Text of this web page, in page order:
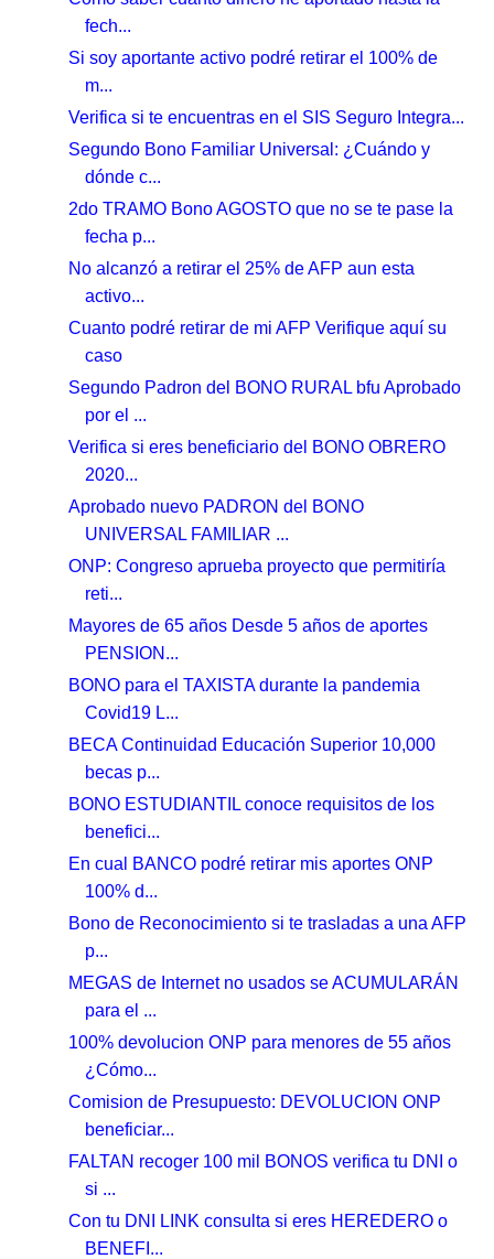
fech...
Si soy aportante activo podré retirar el 100% de
m...
Verifica si te encuentras en el SIS Seguro Integra...
Segundo Bono Familiar Universal: ¿Cuándo y
dónde c...
2do TRAMO Bono AGOSTO que no se te pase la
fecha p...
No alcanzó a retirar el 25% de AFP aun esta
activo...
Cuanto podré retirar de mi AFP Verifique aquí su
caso
Segundo Padron del BONO RURAL bfu Aprobado
por el ...
Verifica si eres beneficiario del BONO OBRERO
2020...
Aprobado nuevo PADRON del BONO
UNIVERSAL FAMILIAR ...
ONP: Congreso aprueba proyecto que permitiría
reti...
Mayores de 65 años Desde 5 años de aportes
PENSION...
BONO para el TAXISTA durante la pandemia
Covid19 L...
BECA Continuidad Educación Superior 10,000
becas p...
BONO ESTUDIANTIL conoce requisitos de los
benefici...
En cual BANCO podré retirar mis aportes ONP
100% d...
Bono de Reconocimiento si te trasladas a una AFP
p...
MEGAS de Internet no usados se ACUMULARÁN
para el ...
100% devolucion ONP para menores de 55 años
¿Cómo...
Comision de Presupuesto: DEVOLUCION ONP
beneficiar...
FALTAN recoger 100 mil BONOS verifica tu DNI o
si ...
Con tu DNI LINK consulta si eres HEREDERO o
BENEFI...